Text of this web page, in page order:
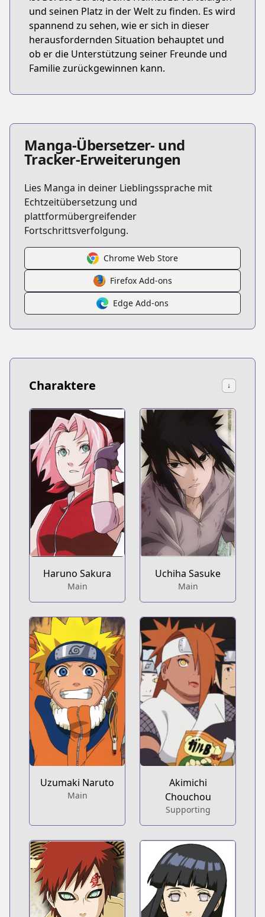
und seinen Platz in der Welt zu finden. Es wird
spannend zu sehen, wie er sich in dieser
herausfordernden Situation behauptet und
ob er die Unterstützung seiner Freunde und
Familie zurückgewinnen kann.
Manga-Übersetzer- und
Tracker-Erweiterungen
Lies Manga in deiner Lieblingssprache mit
Echtzeitübersetzung und
plattformübergreifender
Fortschrittsverfolgung.
Chrome Web Store
Firefox Add-ons
Edge Add-ons
Charaktere ↓
Haruno Sakura
Main
Uchiha Sasuke
Main
Uzumaki Naruto
Main
Akimichi
Chouchou
Supporting